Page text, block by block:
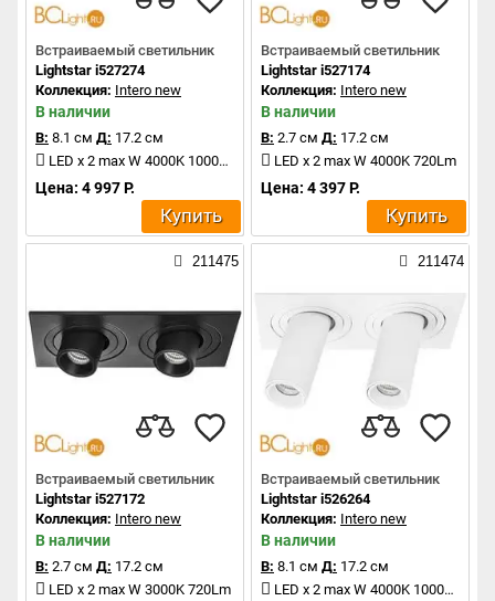
Встраиваемый светильник
Lightstar i527274
Коллекция: Intero new
В наличии
В: 8.1 см Д: 17.2 см
LED x 2 max W 4000K 1000Lm
Цена: 4 997 Р.
Купить
Встраиваемый светильник
Lightstar i527174
Коллекция: Intero new
В наличии
В: 2.7 см Д: 17.2 см
LED x 2 max W 4000K 720Lm
Цена: 4 397 Р.
Купить
211475
Встраиваемый светильник
Lightstar i527172
Коллекция: Intero new
В наличии
В: 2.7 см Д: 17.2 см
LED x 2 max W 3000K 720Lm
211474
Встраиваемый светильник
Lightstar i526264
Коллекция: Intero new
В наличии
В: 8.1 см Д: 17.2 см
LED x 2 max W 4000K 1000Lm